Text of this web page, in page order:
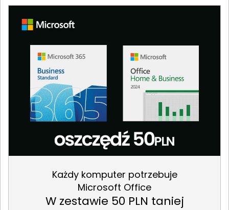
Każdy komputer potrzebuje
Microsoft Office
W zestawie 50 PLN taniej